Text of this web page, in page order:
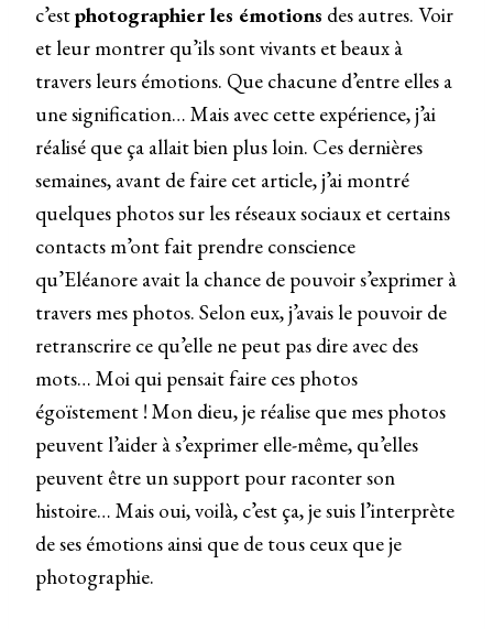
c’estphotographier les émotions des autres. Voir
et leur montrer qu’ils sont vivants et beaux à
travers leurs émotions. Que chacune d’entre elles a
une signification… Mais avec cette expérience, j’ai
réalisé que ça allait bien plus loin. Ces dernières
semaines, avant de faire cet article, j’ai montré
quelques photos sur les réseaux sociaux et certains
contacts m’ont fait prendre conscience
qu’Eléanore avait la chance de pouvoir s’exprimer à
travers mes photos. Selon eux, j’avais le pouvoir de
retranscrire ce qu’elle ne peut pas dire avec des
mots… Moi qui pensait faire ces photos
égoïstement ! Mon dieu, je réalise que mes photos
peuvent l’aider à s’exprimer elle-même, qu’elles
peuvent être un support pour raconter son
histoire… Mais oui, voilà, c’est ça, je suis l’interprète
de ses émotions ainsi que de tous ceux que je
photographie.